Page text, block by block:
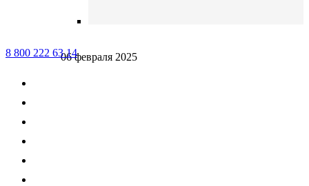
06 февраля 2025
8 800 222 63 14